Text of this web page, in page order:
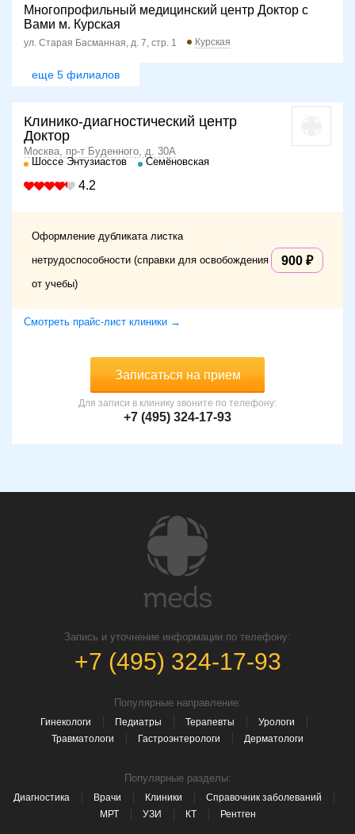
Многопрофильный медицинский центр Доктор с
Вами м. Курская
ул. Старая Басманная, д. 7, стр. 1 Курская
еще 5 филиалов
Клинико-диагностический центр
Доктор
Москва, пр-т Буденного, д. 30А
Шоссе Энтузиастов
Семёновская
4.2
Оформление дубликата листка
нетрудоспособности (справки для освобождения
от учебы)
900
Смотреть прайс-лист клиники →
Записаться на прием
Для записи в клинику звоните по телефону:
+7 (495) 324-17-93
Запись и уточнение информации по телефону:
+7 (495) 324-17-93
Популярные направление:
Гинекологи Педиатры Терапевты
Урологи
Травматологи
Гастроэнтерологи Дерматологи
Популярные разделы:
Диагностика Врачи Клиники
Справочник заболеваний
МРТ
УЗИ КТ Рентген